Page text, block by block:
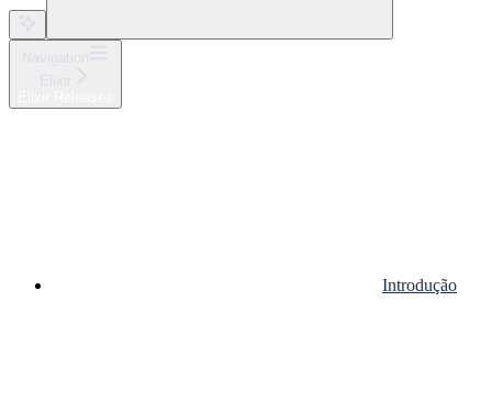
Introdução